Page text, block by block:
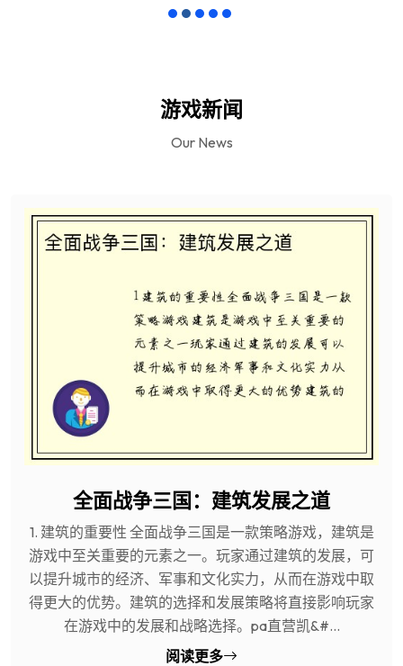
游戏新闻
Our News
全面战争三国：建筑发展之道
1. 建筑的重要性 全面战争三国是一款策略游戏，建筑是
游戏中至关重要的元素之一。玩家通过建筑的发展，可
以提升城市的经济、军事和文化实力，从而在游戏中取
得更大的优势。建筑的选择和发展策略将直接影响玩家
在游戏中的发展和战略选择。pa直营凯&#...
阅读更多